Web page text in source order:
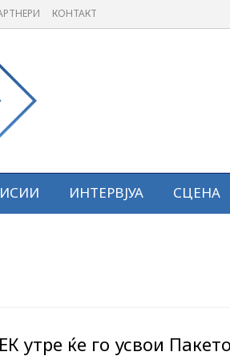
КОНТАКТ
ИНТЕРВЈУА СЦЕНА
ЕК утре ќе го усвои